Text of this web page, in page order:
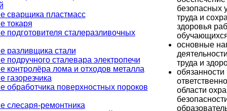
сварщика пластмасс
токаря
подготовителя сталеразливочных
разливщика стали
подручного сталевара электропечи
контролёра лома и отходов металла
газорезчика
обработчика поверхностных пороков
слесаря-ремонтника
безопасных
труда и
здоровья
основные
труда и
обязанности
области